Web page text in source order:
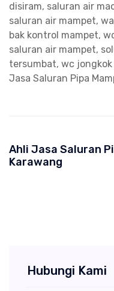
disiram, saluran air
saluran air mampet,
bak kontrol mampet,
saluran air mampet,
tersumbat, wc
Jasa Saluran Pipa
Ahli Jasa Saluran
Karawang
Hubungi Kami